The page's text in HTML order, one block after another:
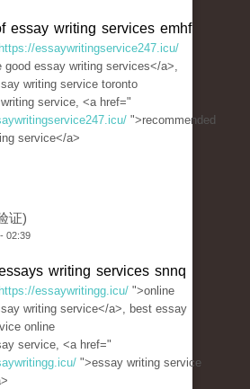
essay writing services emhf
https://essaywritingservice247.icu/
good essay writing services</a>,
writing service toronto
service, <a href="
">recommended
service</a>
证)
02:39
writing services snnq
https://essaywritingg.icu/ ">online
writing service</a>, best essay
online
service, <a href="
">essay writing service